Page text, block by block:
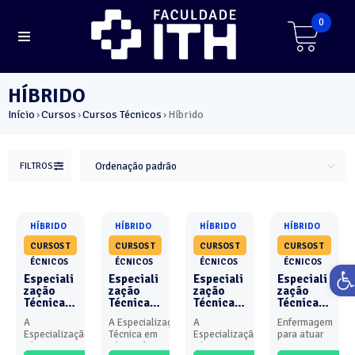
0
HÍBRIDO
Início›Cursos›Cursos Técnicos›Híbrido
FILTROS Ordenação padrão
HÍBRIDO
CURSOS T
ÉCNICOS
Especiali
zação
Técnica
Neonatol
ogia -
Híbrido
A
Especialização
Técnica em
HÍBRIDO
CURSOS T
ÉCNICOS
Especiali
zação
Técnica
Obstetríc
ia e
Neonatol
A Especialização
Técnica em
Obstetrícia
HÍBRIDO
CURSOS T
ÉCNICOS
Especiali
zação
Técnica
Unidade
de
Terapia
A
Especialização
Técnica em
HÍBRIDO
CURSOS T
ÉCNICOS
Especiali
zação
Técnica
em
Urgência
e
Emergên
Enfermagem
para atuar